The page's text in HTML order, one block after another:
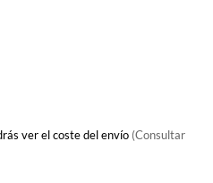
ver el coste del envío (Consultar